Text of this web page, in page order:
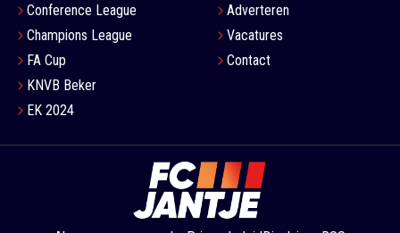
Conference League
Champions League
FA Cup
KNVB Beker
EK 2024
Adverteren
Vacatures
Contact